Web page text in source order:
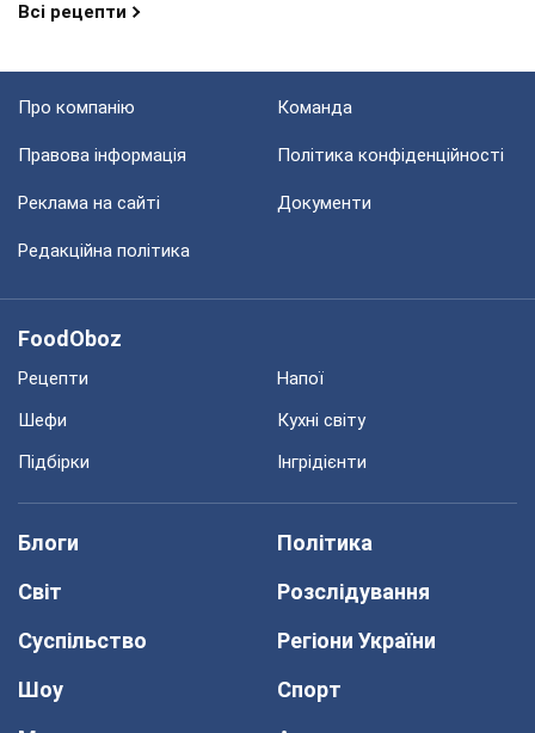
Всі рецепти
Про компанію Команда
Правова інформація Політика конфіденційності
Реклама на сайті Документи
Редакційна політика
FoodOboz
Рецепти
Напої
Шефи
Кухні світу
Підбірки
Інгрідієнти
Блоги
Політика
Світ
Розслідування
Суспільство
Регіони України
Шоу
Спорт